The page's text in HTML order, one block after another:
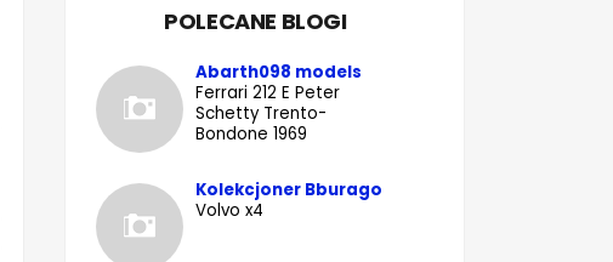
POLECANE BLOGI
Abarth098 models
Ferrari 212 E Peter
Schetty Trento-
Bondone 1969
Kolekcjoner Bburago
Volvo x4